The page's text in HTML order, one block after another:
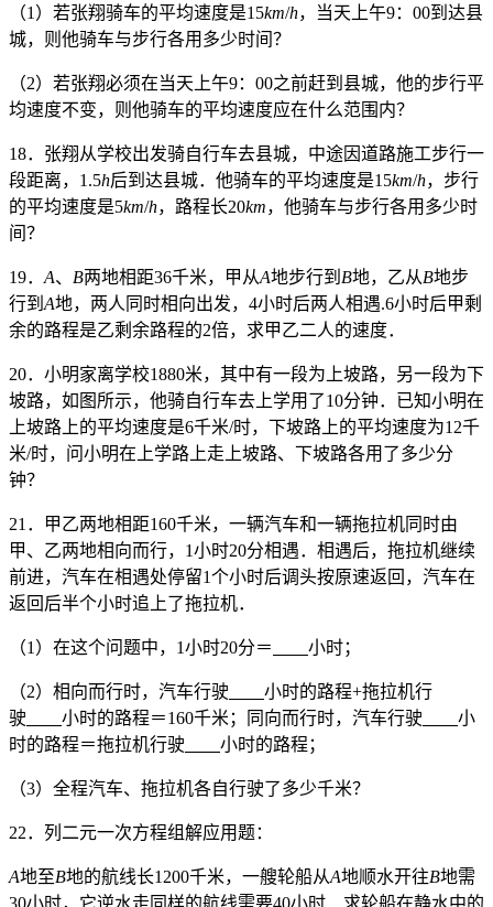
（1）若张翔骑车的平均速度是15km/h，当天上午9：00到达县
城，则他骑车与步行各用多少时间？
（2）若张翔必须在当天上午9：00之前赶到县城，他的步行平
均速度不变，则他骑车的平均速度应在什么范围内？
18．张翔从学校出发骑自行车去县城，中途因道路施工步行一
段距离，1.5h后到达县城．他骑车的平均速度是15km/h，步行
的平均速度是5km/h，路程长20km，他骑车与步行各用多少时
间？
19． A、 B两地相距36千米，甲从A地步行到 B地，乙从B地步
行到 A地，两人同时相向出发，4小时后两人相遇.6小时后甲剩
余的路程是乙剩余路程的2倍，求甲乙二人的速度．
20．小明家离学校1880米，其中有一段为上坡路，另一段为下
坡路，如图所示，他骑自行车去上学用了10分钟．已知小明在
上坡路上的平均速度是6千米/时，下坡路上的平均速度为12千
米/时，问小明在上学路上走上坡路、下坡路各用了多少分
钟？
21．甲乙两地相距160千米，一辆汽车和一辆拖拉机同时由
甲、乙两地相向而行，1小时20分相遇．相遇后，拖拉机继续
前进，汽车在相遇处停留1个小时后调头按原速返回，汽车在
返回后半个小时追上了拖拉机．
（1）在这个问题中，1小时20分＝ 小时；
（2）相向而行时，汽车行驶
小时的路程+拖拉机行
驶
小时的路程＝160千米；同向而行时，汽车行驶
小
时的路程＝拖拉机行驶
小时的路程；
（3）全程汽车、拖拉机各自行驶了多少千米？
22．列二元一次方程组解应用题：
A地至B地的航线长1200千米，一艘轮船从A地顺水开往B地需
30小时，它逆水走同样的航线需要40小时．求轮船在静水中的